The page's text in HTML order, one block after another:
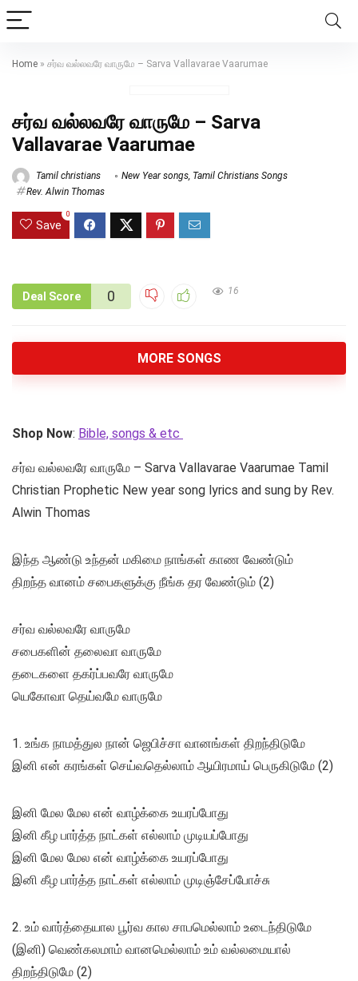
Home » சர்வ வல்லவரே வாருமே – Sarva Vallavarae Vaarumae
சர்வ வல்லவரே வாருமே – Sarva
Vallavarae Vaarumae
Tamil christians New Year songs, Tamil Christians Songs
Rev. Alwin Thomas
Save
0
Deal Score 0 16
MORE SONGS
Shop Now: Bible, songs & etc
சர்வ வல்லவரே வாருமே – Sarva Vallavarae Vaarumae Tamil
Christian Prophetic New year song lyrics and sung by Rev.
Alwin Thomas
இந்த ஆண்டு உந்தன் மகிமை நாங்கள் காண வேண்டும்
திறந்த வானம் சபைகளுக்கு நீங்க தர வேண்டும் (2)
சர்வ வல்லவரே வாருமே
சபைகளின் தலைவா வாருமே
தடைகளை தகர்ப்பவரே வாருமே
யெகோவா தெய்வமே வாருமே
1. உங்க நாமத்துல நான் ஜெபிச்சா வானங்கள் திறந்திடுமே
இனி என் கரங்கள் செய்வதெல்லாம் ஆயிரமாய் பெருகிடுமே (2)
இனி மேல மேல என் வாழ்க்கை உயரப்போது
இனி கீழ பார்த்த நாட்கள் எல்லாம் முடியப்போது
இனி மேல மேல என் வாழ்க்கை உயரப்போது
இனி கீழ பார்த்த நாட்கள் எல்லாம் முடிஞ்சேப்போச்சு
2. உம் வார்த்தையால பூர்வ கால சாபமெல்லாம் உடைந்திடுமே
(இனி) வெண்கலமாம் வானமெல்லாம் உம் வல்லமையால்
திறந்திடுமே (2)